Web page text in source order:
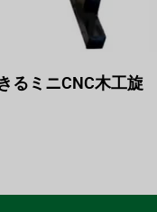
るミニCNC木工旋